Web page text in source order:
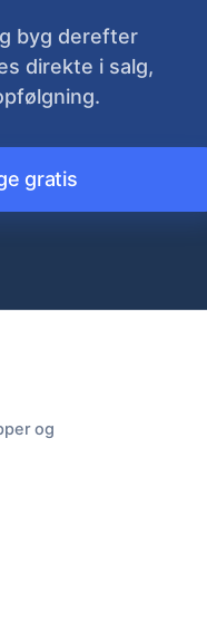
byg derefter
direkte i salg,
gratis
og